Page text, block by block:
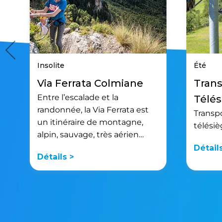
Insolite
Via Ferrata Colmiane
Entre l’escalade et la
randonnée, la Via Ferrata est
un itinéraire de montagne,
alpin, sauvage, très aérien…
Détails >
Été